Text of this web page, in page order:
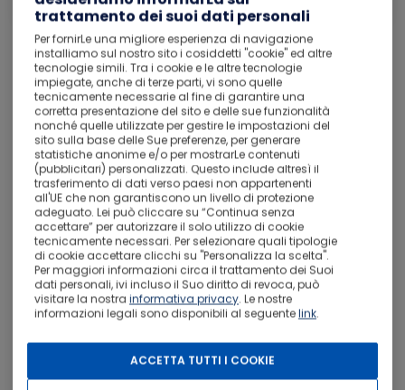
17
nov 3.Tromso Soggiorno da
trattamento dei suoi dati personali
Per fornirLe una migliore esperienza di navigazione
installiamo sul nostro sito i cosiddetti "cookie" ed altre
tecnologie simili. Tra i cookie e le altre tecnologie
impiegate, anche di terze parti, vi sono quelle
tecnicamente necessarie al fine di garantire una
corretta presentazione del sito e delle sue funzionalità
nonché quelle utilizzate per gestire le impostazioni del
sito sulla base delle Sue preferenze, per generare
statistiche anonime e/o per mostrarLe contenuti
(pubblicitari) personalizzati. Questo include altresì il
trasferimento di dati verso paesi non appartenenti
all'UE che non garantiscono un livello di protezione
adeguato. Lei può cliccare su “Continua senza
accettare” per autorizzare il solo utilizzo di cookie
tecnicamente necessari. Per selezionare quali tipologie
di cookie accettare clicchi su "Personalizza la scelta".
Per maggiori informazioni circa il trattamento dei Suoi
dati personali, ivi incluso il Suo diritto di revoca, può
visitare la nostra informativa privacy. Le nostre
informazioni legali sono disponibili al seguentelink.
ACCETTA TUTTI I COOKIE